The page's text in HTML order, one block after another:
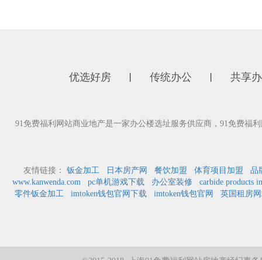
优选好房 传统办公 共享
91免费福利网站商业地产是一家办公楼选址服务供应商，91免费福
友情链接： 钣金加工 日本房产网 餐饮加盟 体育项目加盟
品
www.kanwenda.com
pc单机游戏下载 办公室装修
carbide products
零件钣金加工
imtoken钱包官网下载 imtoken钱包官网 英国租房